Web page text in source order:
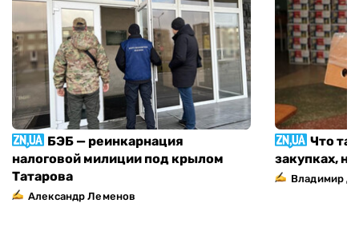
БЭБ — реинкарнация
налоговой милиции под крылом
Татарова
Александр Леменов
Что
закупках,
Владимир